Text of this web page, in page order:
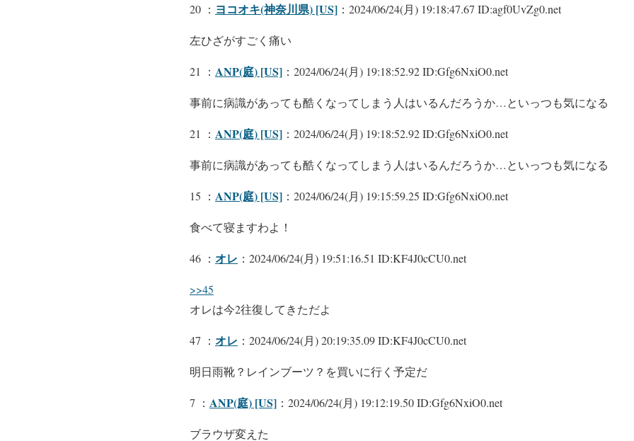
20 ： ヨコオキ(神奈川県) [US] ：2024/06/24(月) 19:18:47.67 ID:agf0UvZg0.net
左ひざがすごく痛い
21 ： ANP(庭) [US] ：2024/06/24(月) 19:18:52.92 ID:Gfg6NxiO0.net
事前に病識があっても酷くなってしまう人はいるんだろうか…といっつも気になる
21 ： ANP(庭) [US] ：2024/06/24(月) 19:18:52.92 ID:Gfg6NxiO0.net
事前に病識があっても酷くなってしまう人はいるんだろうか…といっつも気になる
15 ： ANP(庭) [US] ：2024/06/24(月) 19:15:59.25 ID:Gfg6NxiO0.net
食べて寝ますわよ！
46 ： オレ ：2024/06/24(月) 19:51:16.51 ID:KF4J0cCU0.net
>>45
オレは今2往復してきただよ
47 ： オレ ：2024/06/24(月) 20:19:35.09 ID:KF4J0cCU0.net
明日雨靴？レインブーツ？を買いに行く予定だ
7 ： ANP(庭) [US] ：2024/06/24(月) 19:12:19.50 ID:Gfg6NxiO0.net
ブラウザ変えた